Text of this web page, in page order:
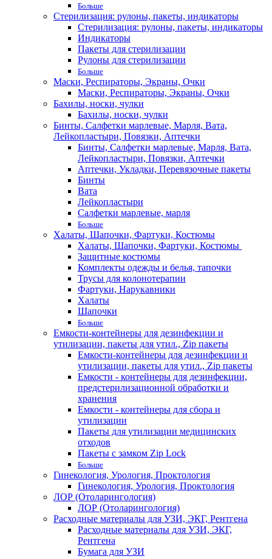
Больше
Стерилизация: рулоны, пакеты, индикаторы
Стерилизация: рулоны, пакеты, индикаторы
Индикаторы
Пакеты для стерилизации
Рулоны для стерилизации
Больше
Маски, Респираторы, Экраны, Очки
Маски, Респираторы, Экраны, Очки
Бахилы, носки, чулки
Бахилы, носки, чулки
Бинты, Салфетки марлевые, Марля, Вата,
Лейкопластыри, Повязки, Аптечки
Бинты, Салфетки марлевые, Марля, Вата,
Лейкопластыри, Повязки, Аптечки
Аптечки, Укладки, Перевязочные пакеты
Бинты
Вата
Лейкопластыри
Салфетки марлевые, марля
Больше
Халаты, Шапочки, Фартуки, Костюмы
Халаты, Шапочки, Фартуки, Костюмы
Защитные костюмы
Комплекты одежды и белья, тапочки
Трусы для колонотерапии
Фартуки, Нарукавники
Халаты
Шапочки
Больше
Емкости-контейнеры для дезинфекции и
утилизации, пакеты для утил., Zip пакеты
Емкости-контейнеры для дезинфекции и
утилизации, пакеты для утил., Zip пакеты
Емкости - контейнеры для дезинфекции,
предстерилизационной обработки и
хранения
Емкости - контейнеры для сбора и
утилизации
Пакеты для утилизации медицинских
отходов
Пакеты с замком Zip Lock
Больше
Гинекология, Урология, Проктология
Гинекология, Урология, Проктология
ЛОР (Отоларингология)
ЛОР (Отоларингология)
Расходные материалы для УЗИ, ЭКГ, Рентгена
Расходные материалы для УЗИ, ЭКГ,
Рентгена
Бумага для УЗИ